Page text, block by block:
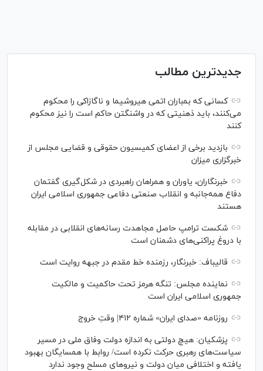
جدیدترین مطالب
کسانی که بمباران اتمی هیروشیما و ناگازاکی را محکوم
می‌کنند، باید ذهنیتی که در واشنگتن حاکم است را نیز محکوم
کنند
بازدید برخی از اعضای کمیسیون حقوقی و قضایی مجلس از
خبرگزاری میزان
خبرنگاران، یاوران و همراهان راهبردی در شکل‌گیری گفتمان
دفاع همه‌جانبه و انقلاب صنعتی دفاعی جمهوری اسلامی ایران
هستند
شکست ترامپ حاصل مجاهدت رسانه‌های انقلابی در مقابله
با دروغ پراکنی‌های دشمنان است
قالیباف: خبرنگار، رزمنده خط مقدم در جبهه روایت است
نماینده مجلس: تنگه هرمز تحت حاکمیت و مالکیت
جمهوری اسلامی ایران است
روزنامه «صدای ایران» شماره ۴۱۲| وقتِ خروج
پزشکیان: هیچ دولتی به اندازه دولت وفاق ملی در مسیر
سیاست‌های رهبری حرکت نکرده است/ روابط با همسایگان بهبود
یافته و اختلافی میان دولت و نیروهای مسلح وجود ندارد